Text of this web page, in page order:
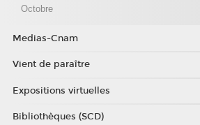
Octobre
Medias-Cnam
Vient de paraître
Expositions virtuelles
Bibliothèques (SCD)